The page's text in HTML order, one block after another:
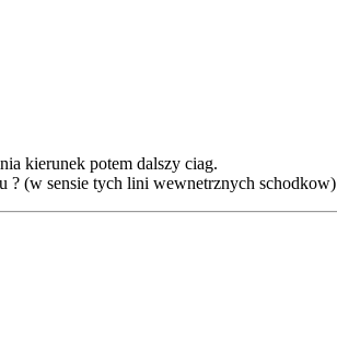
kierunek potem dalszy ciag.
? (w sensie tych lini wewnetrznych schodkow)